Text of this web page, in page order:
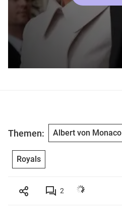
Themen: Albert von Monaco
Royals
2